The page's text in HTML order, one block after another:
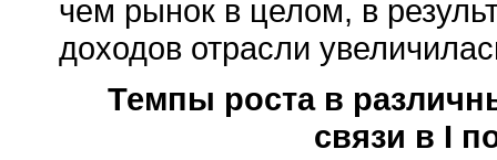
чем рынок в целом, в
доходов отрасли
Темпы роста в
связи в I